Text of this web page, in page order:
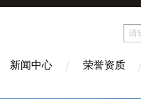
新闻中心 荣誉资质